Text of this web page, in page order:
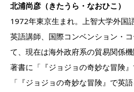
北浦尚彦（きたうら・なおひこ）
1972年東京生まれ。上智大学外国
英語講師、国際コンベンション・
て、現在は海外政府系の貿易関係機
著書に「『ジョジョの奇妙な冒険』
「『ジョジ ョの奇妙な冒険』で英